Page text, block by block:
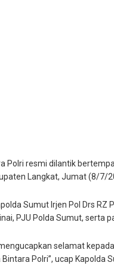
Polri resmi dilantik
Langkat, Jumat (8/7/
Sumut Irjen Pol Drs RZ
PJU Polda Sumut, serta
selamat
Polri”, ucap Kapolda